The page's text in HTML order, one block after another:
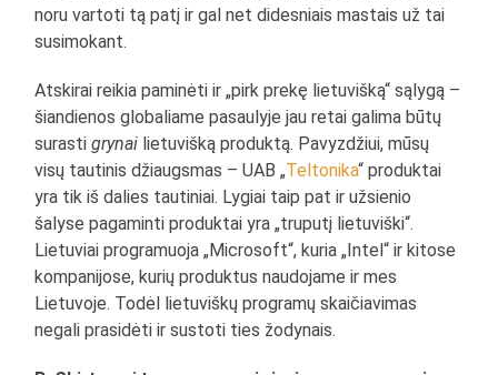
noru vartoti tą patį ir gal net didesniais mastais už tai
susimokant.
Atskirai reikia paminėti ir „pirk prekę lietuvišką“ sąlygą –
šiandienos globaliame pasaulyje jau retai galima būtų
surastigrynai lietuvišką produktą. Pavyzdžiui, mūsų
visų tautinis džiaugsmas – UAB „Teltonika“ produktai
yra tik iš dalies tautiniai. Lygiai taip pat ir užsienio
šalyse pagaminti produktai yra „truputį lietuviški“.
Lietuviai programuoja „Microsoft“, kuria „Intel“ ir kitose
kompanijose, kurių produktus naudojame ir mes
Lietuvoje. Todėl lietuviškų programų skaičiavimas
negali prasidėti ir sustoti ties žodynais.